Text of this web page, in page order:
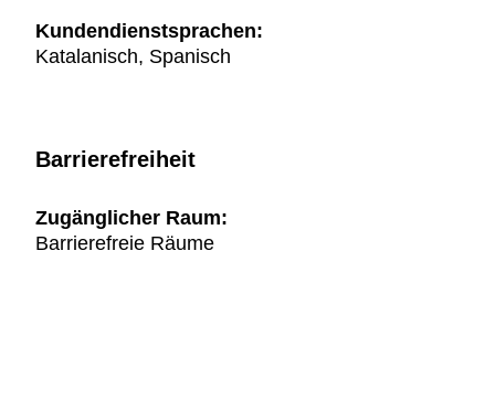
Kundendienstsprachen:
Katalanisch, Spanisch
Barrierefreiheit
Zugänglicher Raum:
Barrierefreie Räume